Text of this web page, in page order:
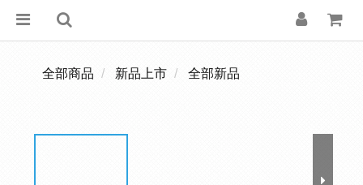
全部商品 新品上市 全部新品